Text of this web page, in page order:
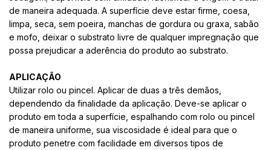
de maneira adequada. A superfície deve estar firme, coesa,
limpa, seca, sem poeira, manchas de gordura ou graxa, sabão
e mofo, deixar o substrato livre de qualquer impregnação que
possa prejudicar a aderência do produto ao substrato.
APLICAÇÃO
Utilizar rolo ou pincel. Aplicar de duas a três demãos,
dependendo da finalidade da aplicação. Deve-se aplicar o
produto em toda a superfície, espalhando com rolo ou pincel
de maneira uniforme, sua viscosidade é ideal para que o
produto penetre com facilidade em diversos tipos de